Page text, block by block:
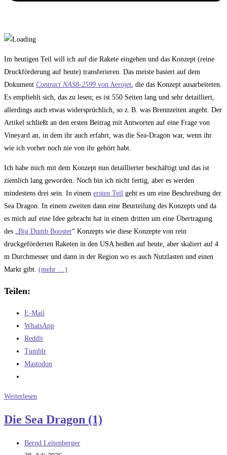
Im heutigen Teil will ich auf die Rakete eingehen und das Konzept (reine
Druckförderung auf heute) transferieren. Das meiste basiert auf dem
Dokument Contract NAS8‑2599 von Aerojet, die das Konzept ausarbeiteten.
Es empfiehlt sich, das zu lesen; es ist 550 Seiten lang und sehr detailliert,
allerdings auch etwas widersprüchlich, so z. B. was Brennzeiten angeht. Der
Artikel schließt an den ersten Beitrag mit Antworten auf eine Frage von
Vineyard an, in dem ihr auch erfahrt, was die Sea-Dragon war, wenn ihr
wie ich vorher noch nie von ihr gehört habt.
Ich habe mich mit dem Konzept nun detaillierter beschäftigt und das ist
ziemlich lang geworden. Noch bin ich nicht fertig, aber es werden
mindestens drei sein. In einem ersten Teil geht es um eine Beschreibung der
Sea Dragon. In einem zweiten dann eine Beurteilung des Konzepts und da
es mich auf eine Idee gebracht hat in einem dritten um eine Übertragung
des „Big Dumb Booster“ Konzepts wie diese Konzepte von rein
druckgeförderten Raketen in den USA heißen auf heute, aber skaliert auf 4
m Durchmesser und dann in der Region wo es auch Nutzlasten und einen
Markt gibt. (mehr …)
Teilen:
E-Mail
WhatsApp
Reddit
Tumblr
Mastodon
Weiterlesen
Dragon
Die Sea Dragon (1)
Beitrags-
Bernd Leitenberger